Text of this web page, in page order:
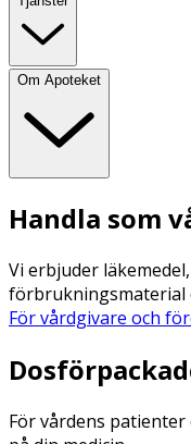
Om Apoteket
Handla som
Vi erbjuder
förbrukningsmaterial
För vårdgivare och
För vårdens